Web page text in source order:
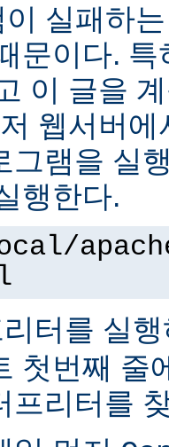
실패하
문이다.
이 글을
웹서버
그램을 실
행한다.
터를 실
첫번째 줄
프리터를